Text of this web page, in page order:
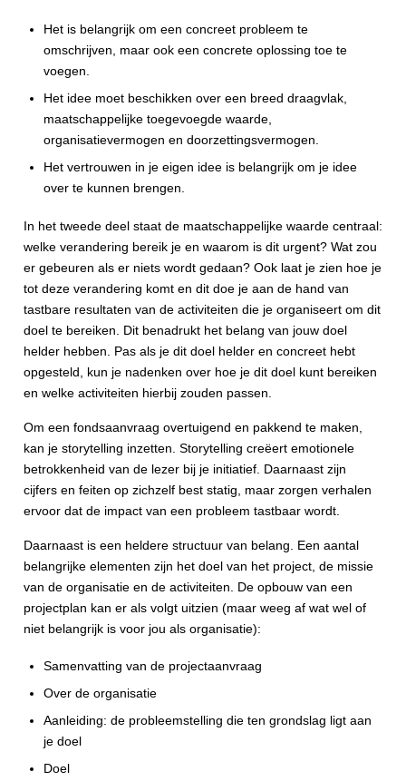
Het is belangrijk om een concreet probleem te
omschrijven, maar ook een concrete oplossing toe te
voegen.
Het idee moet beschikken over een breed draagvlak,
maatschappelijke toegevoegde waarde,
organisatievermogen en doorzettingsvermogen.
Het vertrouwen in je eigen idee is belangrijk om je idee
over te kunnen brengen.
In het tweede deel staat de maatschappelijke waarde centraal:
welke verandering bereik je en waarom is dit urgent? Wat zou
er gebeuren als er niets wordt gedaan? Ook laat je zien hoe je
tot deze verandering komt en dit doe je aan de hand van
tastbare resultaten van de activiteiten die je organiseert om dit
doel te bereiken. Dit benadrukt het belang van jouw doel
helder hebben. Pas als je dit doel helder en concreet hebt
opgesteld, kun je nadenken over hoe je dit doel kunt bereiken
en welke activiteiten hierbij zouden passen.
Om een fondsaanvraag overtuigend en pakkend te maken,
kan je storytelling inzetten. Storytelling creëert emotionele
betrokkenheid van de lezer bij je initiatief. Daarnaast zijn
cijfers en feiten op zichzelf best statig, maar zorgen verhalen
ervoor dat de impact van een probleem tastbaar wordt.
Daarnaast is een heldere structuur van belang. Een aantal
belangrijke elementen zijn het doel van het project, de missie
van de organisatie en de activiteiten. De opbouw van een
projectplan kan er als volgt uitzien (maar weeg af wat wel of
niet belangrijk is voor jou als organisatie):
Samenvatting van de projectaanvraag
Over de organisatie
Aanleiding: de probleemstelling die ten grondslag ligt aan
je doel
Doel